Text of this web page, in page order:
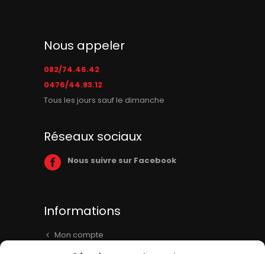
Nous appeler
082/74.46.42
0476/44.83.12
Tous les jours sauf le dimanche
Réseaux sociaux
Nous suivre sur Facebook
Informations
Mon compte